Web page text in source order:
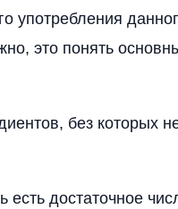
употребления
это понять
без которых
достаточное